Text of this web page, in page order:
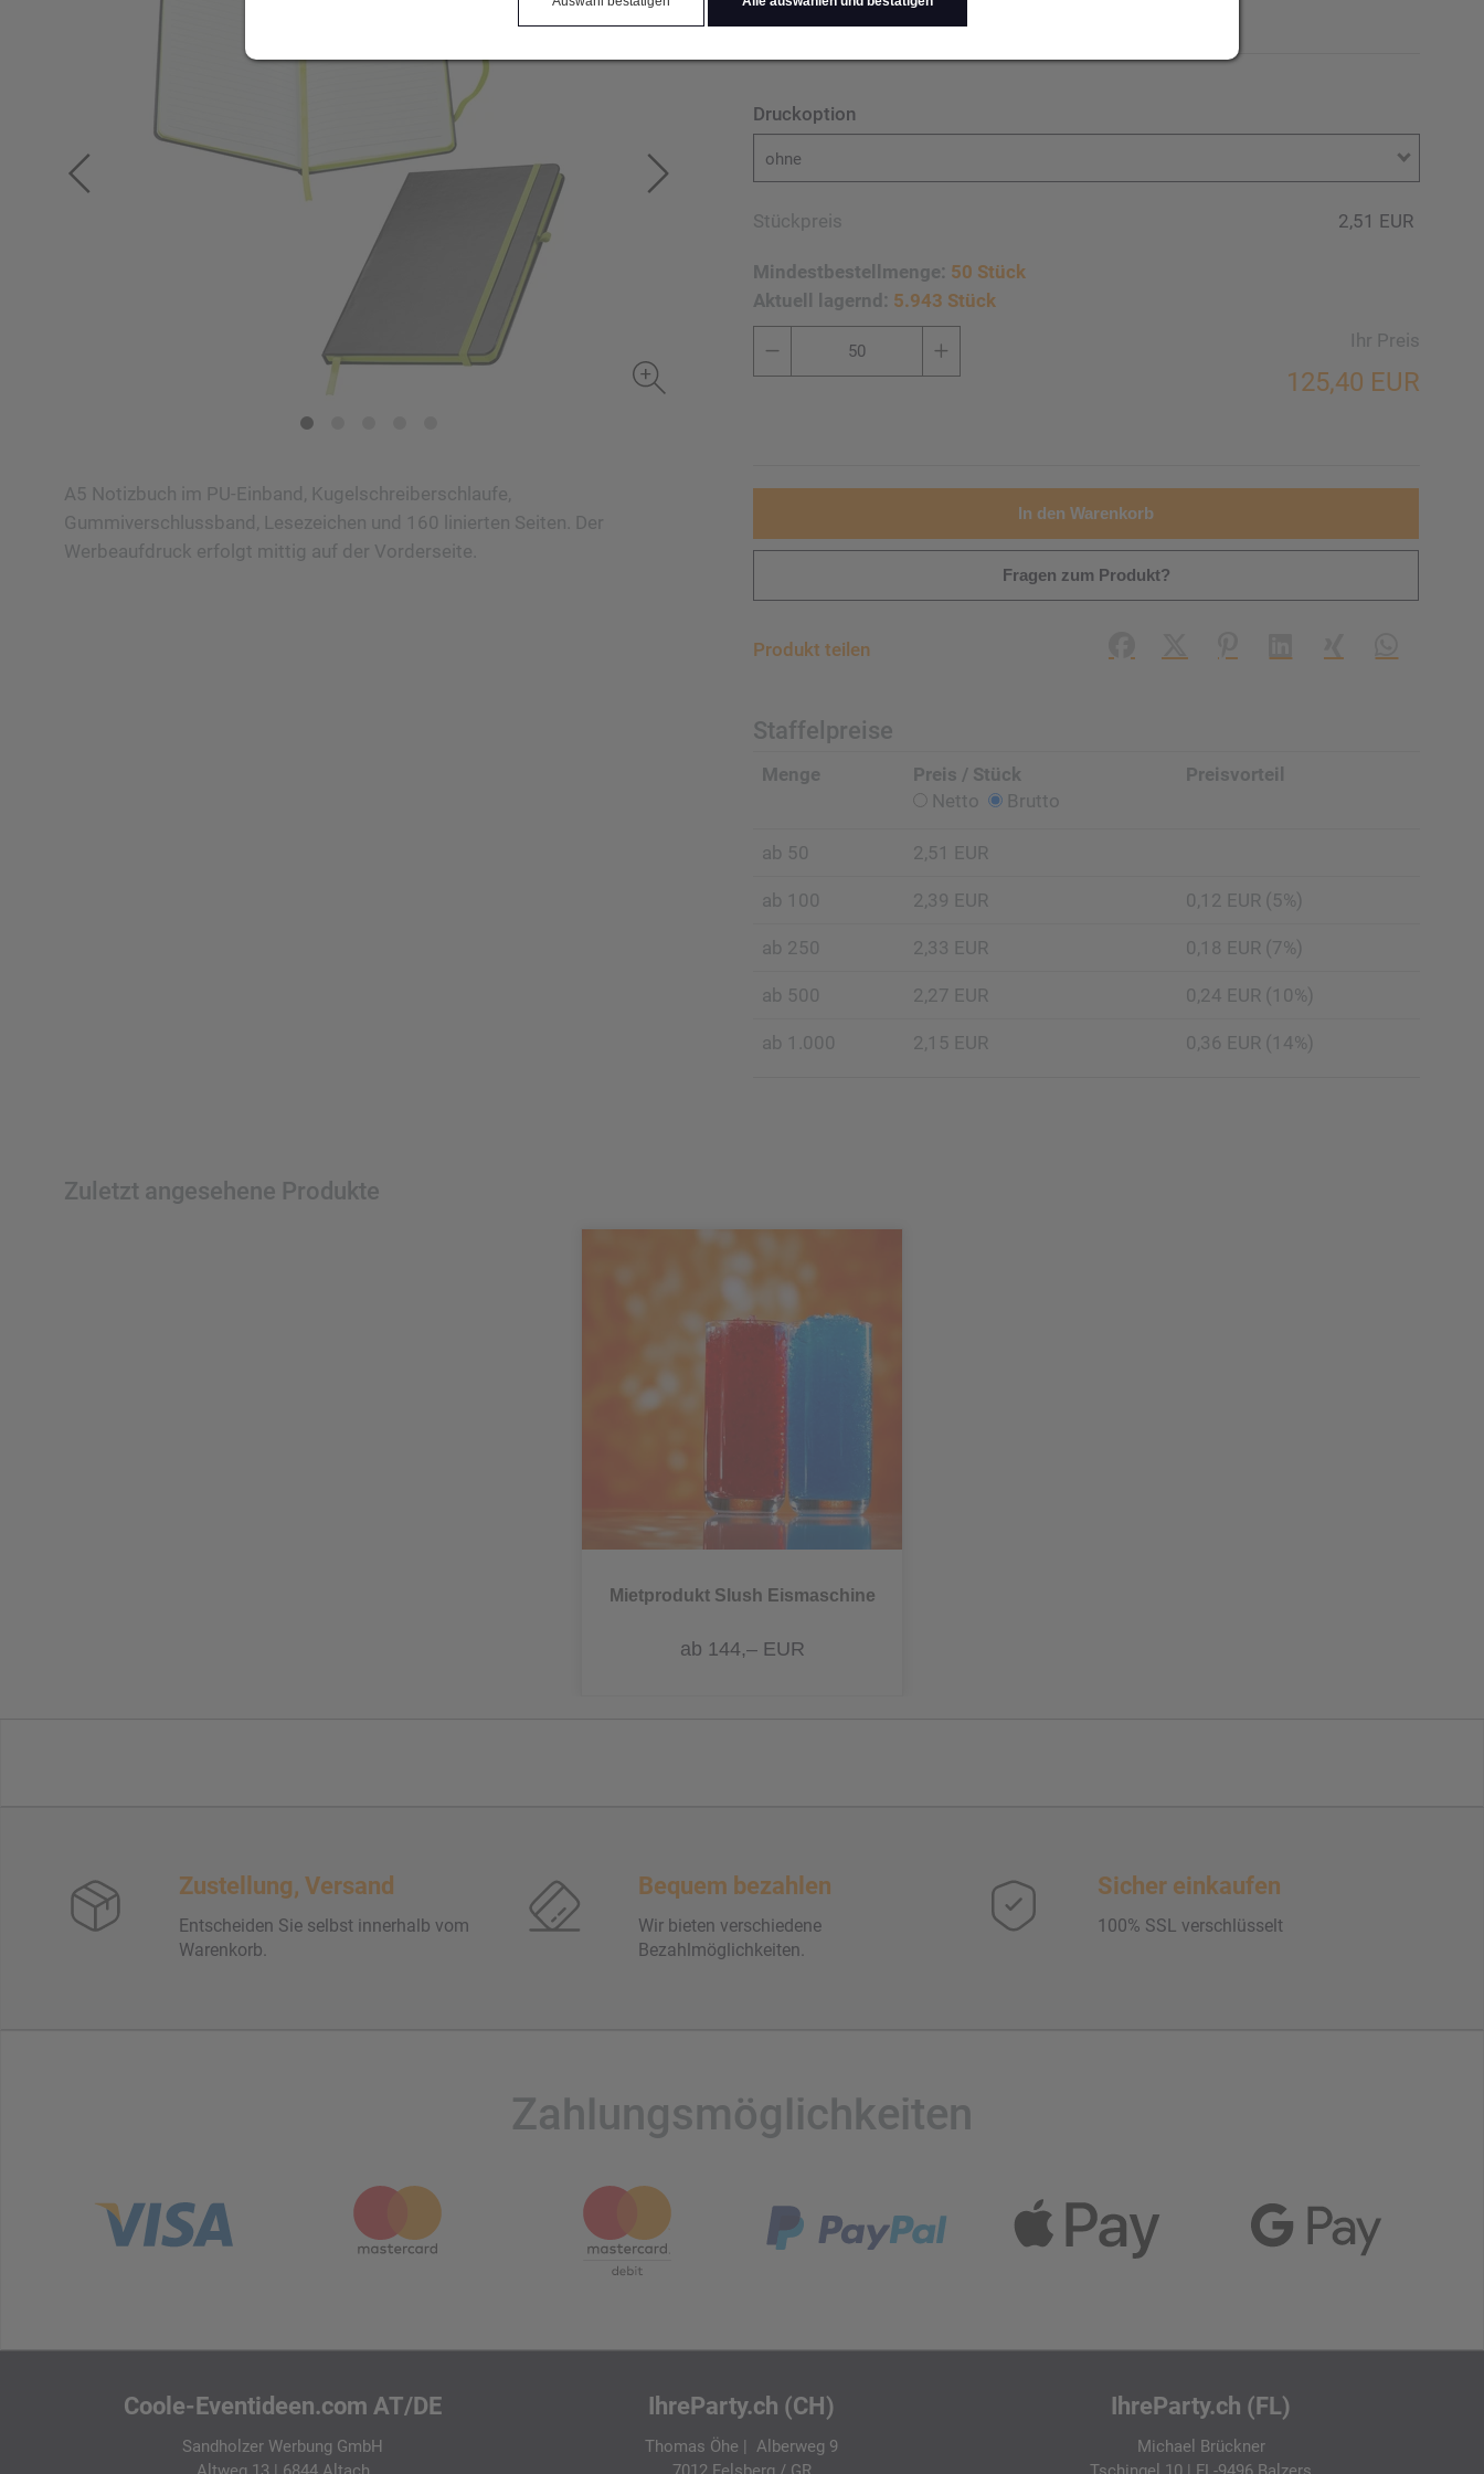
A5 Notizbuch im PU-Einband, Kugelschreiberschlaufe,
Gummiverschlussband, Lesezeichen und 160 linierten Seiten. Der
Werbeaufdruck erfolgt mittig auf der Vorderseite.
Druckoption
ohne
Stückpreis 2,51 EUR
Mindestbestellmenge: 50 Stück
Aktuell lagernd: 5.943 Stück
Ihr Preis
125,40 EUR
In den Warenkorb
Fragen zum Produkt?
Produkt teilen Facebook
X PinterestLinkedInXing WhatsApp
Staffelpreise
Menge
Preis / Stück
Netto
Brutto
Preisvorteil
ab 50 2,51 EUR
ab 100 2,39 EUR 0,12 EUR (5%)
ab 250 2,33 EUR 0,18 EUR (7%)
ab 500 2,27 EUR 0,24 EUR (10%)
ab 1.000 2,15 EUR 0,36 EUR (14%)
Zuletzt angesehene Produkte
Mietprodukt Slush Eismaschine
ab 144,– EUR
Zustellung, Versand
Entscheiden Sie selbst innerhalb vom
Warenkorb.
Bequem bezahlen
Wir bieten verschiedene
Bezahlmöglichkeiten.
Sicher einkaufen
100% SSL verschlüsselt
Zahlungsmöglichkeiten
Coole-Eventideen.com AT/DE
Sandholzer Werbung GmbH
IhreParty.ch (CH)
Thomas Öhe | Alberweg 9
IhreParty.ch (FL)
Michael Brückner